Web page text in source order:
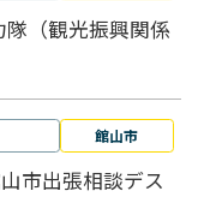
隊（観光振興関係
館山市
市出張相談デス